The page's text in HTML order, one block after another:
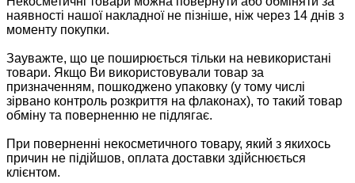
наявності нашої накладної не пізніше, ніж через 14 днів з
моменту покупки.
Зауважте, що це поширюється тільки на невикористані
товари. Якщо Ви використовували товар за
призначенням, пошкоджено упаковку (у тому числі
зірвано контроль розкриття на флаконах), то такий товар
обміну та поверненню не підлягає.
При поверненні некосметичного товару, який з якихось
причин не підійшов, оплата доставки здійснюється
клієнтом.